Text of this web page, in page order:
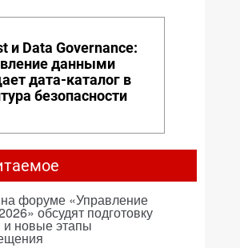
и Data Governance:
данными
дата-каталог в
безопасности
форуме «Управление
обсудят подготовку
новые этапы